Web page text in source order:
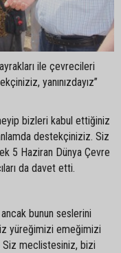
ile çevrecileri
yanınızdayız”
bizleri kabul ettiğiniz
destekçiniziz. Siz
5 Haziran Dünya Çevre
da davet etti.
bunun seslerini
yüreğimizi emeğimizi
Siz meclistesiniz, bizi